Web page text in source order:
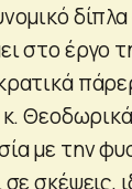
στο έργο
κ.
με την
σε σκέψεις,